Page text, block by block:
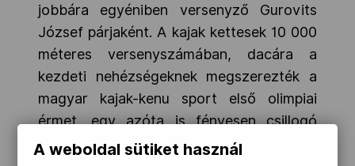
jobbára egyéniben versenyző Gurovits
József párjaként. A kajak kettesek 10 000
méteres versenyszámában, dacára a
kezdeti nehézségeknek megszerezték a
magyar kajak-kenu sport első olimpiai
érmet, egy azóta is fényesen csillogó
bronzérmet, melyre mindketten a mai
A weboldal sütiket használ